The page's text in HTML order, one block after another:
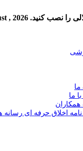
را نصب کنید. , 2026
ما
ما
نامه اخلاق حرفه ای رسانه